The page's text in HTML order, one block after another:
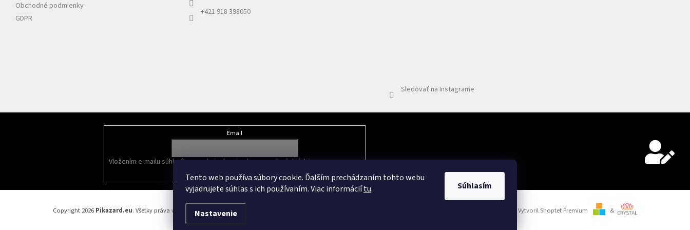
Tento web používa súbory cookie. Ďalším prechádzaním tohto webu
vyjadrujete súhlas s ich používaním. Viac informáciítu.
Nastavenie
Súhlasím
Obchodné podmienky
GDPR
+421 918 398050
Sledovať na Instagrame
Email
Vložením e-mailu súhlasíte spodmienkami ochrany osobných údajov
Vytvoril Shoptet Premium &
Copyright 2026 Pikazard.eu. Všetky práva vyhradené.